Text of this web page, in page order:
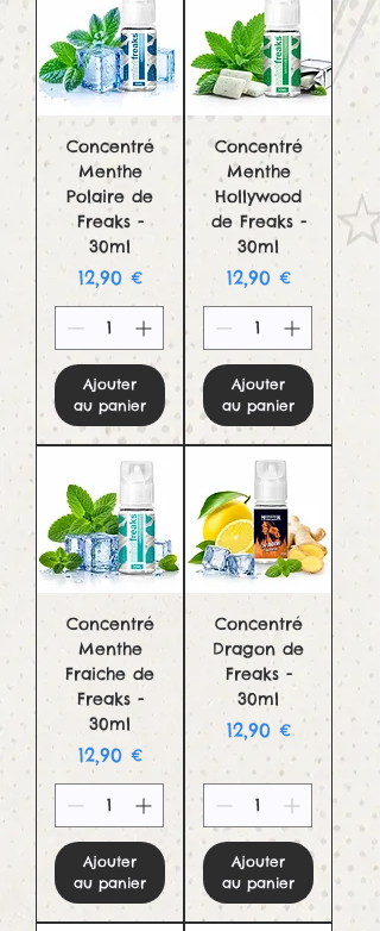
Concentré
Menthe
Polaire de
Freaks -
30ml
Prix
12,90 €
Ajouter
au panier
Concentré
Menthe
Hollywood
de Freaks -
30ml
Prix
12,90 €
Ajouter
au panier
Concentré
Menthe
Fraiche de
Freaks -
30ml
Prix
12,90 €
Ajouter
au panier
Concentré
Dragon de
Freaks -
30ml
Prix
12,90 €
Ajouter
au panier